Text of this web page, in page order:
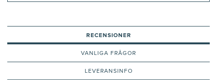
RECENSIONER
VANLIGA FRÅGOR
LEVERANSINFO